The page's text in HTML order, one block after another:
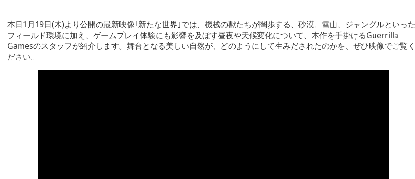
本日1月19日(木)より公開の最新映像｢新たな世界｣では、機械の獣たちが闊歩する、砂漠、雪山、ジャングルといった
フィールド環境に加え、ゲームプレイ体験にも影響を及ぼす昼夜や天候変化について、本作を手掛けるGuerrilla
Gamesのスタッフが紹介します。舞台となる美しい自然が、どのようにして生みだされたのかを、ぜひ映像でご覧く
ださい。